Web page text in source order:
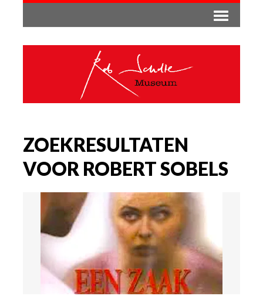
ZOEKRESULTATEN
VOOR ROBERT SOBELS